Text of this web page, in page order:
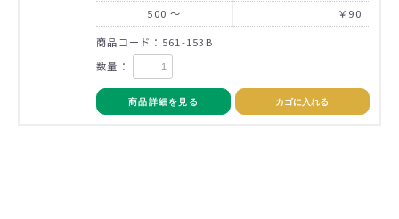
500 ～
￥90
商品コード：561-153B
数量：
商品詳細を見る カゴに入れる